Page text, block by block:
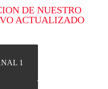
DE NUESTRO
ACTUALIZADO
1